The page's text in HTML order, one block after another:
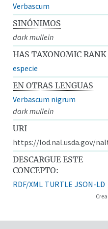
Verbascum
SINÓNIMOS
dark mullein
HAS TAXONOMIC RANK
especie
EN OTRAS LENGUAS
Verbascum nigrum
dark mullein
URI
https://lod.nal.usda.gov/
DESCARGUE ESTE
CONCEPTO:
RDF/XML TURTLE JSON-LD